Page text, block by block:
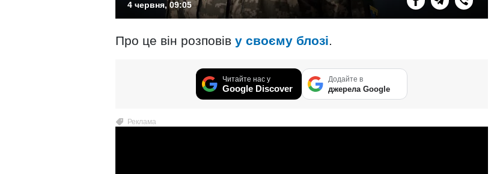
4 червня, 09:05
Про це він розповів у своєму блозі.
Читайте нас у
Google Discover
Додайте в
джерела Google